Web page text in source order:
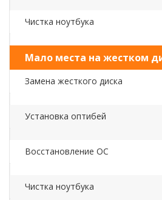
Чистка ноутбука
Мало места на жестком
Замена жесткого диска
Установка оптибей
Восстановление ОС
Чистка ноутбука